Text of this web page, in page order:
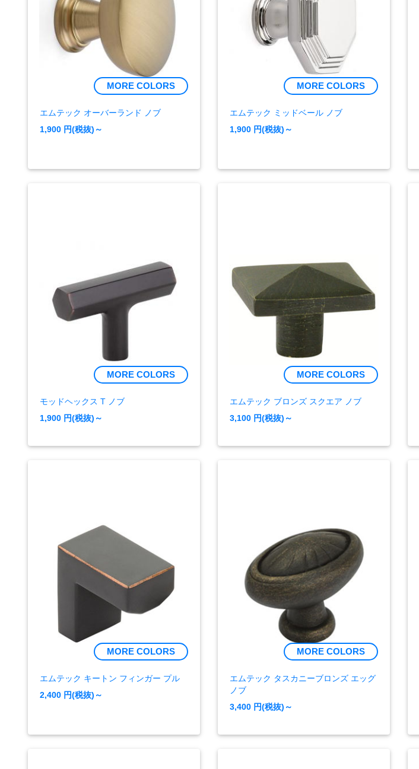
MORE COLORS
エムテック オーバーランド ノブ
1,900 円(税抜)～
MORE COLORS
エムテック ミッドベール ノブ
1,900 円(税抜)～
MORE COLORS
モッドヘックス T ノブ
1,900 円(税抜)～
MORE COLORS
エムテック ブロンズ スクエア ノブ
3,100 円(税抜)～
MORE COLORS
エムテック キートン フィンガー プル
2,400 円(税抜)～
MORE COLORS
エムテック タスカニーブロンズ エッグ
ノブ
3,400 円(税抜)～